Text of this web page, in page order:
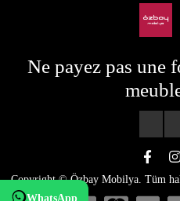
Ne payez pas une
Copyright © Özbay Mobilya. Tüm
WhatsApp